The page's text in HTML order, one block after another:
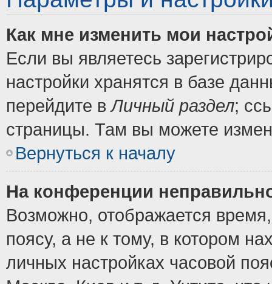
Как мне изменить мои
Если вы являетесь
настройки хранятся в базе
перейдите вЛичный раздел;
страницы. Там вы можете
Вернуться к началу
На конференции
Возможно, отображается
поясу, а не к тому, в котором
личных настройках часовой